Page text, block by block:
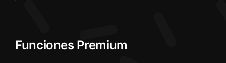
Funciones Premium